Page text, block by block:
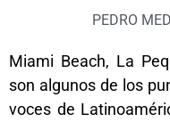
PEDRO
Miami Beach, La
son algunos de los
voces de